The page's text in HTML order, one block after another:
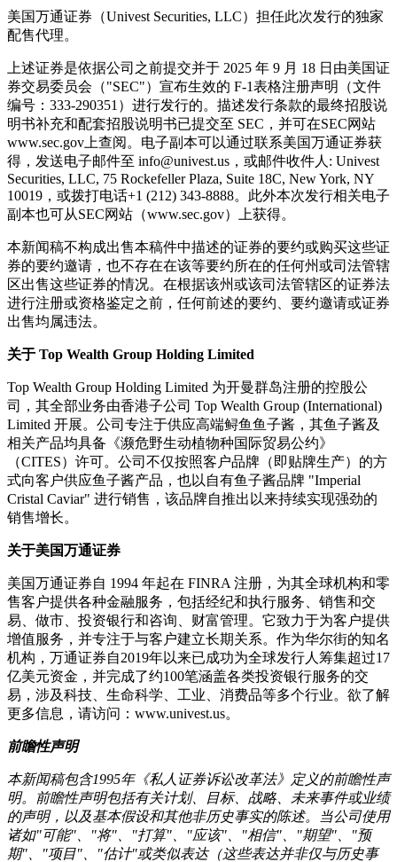
美国万通证券（Univest Securities, LLC）担任此次发行的独家
配售代理。
上述证券是依据公司之前提交并于 2025 年 9 月 18 日由美国证
券交易委员会（"SEC"）宣布生效的 F-1表格注册声明（文件
编号：333-290351）进行发行的。描述发行条款的最终招股说
明书补充和配套招股说明书已提交至 SEC，并可在SEC网站
www.sec.gov上查阅。电子副本可以通过联系美国万通证券获
得，发送电子邮件至 info@univest.us，或邮件收件人: Univest
Securities, LLC, 75 Rockefeller Plaza, Suite 18C, New York, NY
10019，或拨打电话+1 (212) 343-8888。此外本次发行相关电子
副本也可从SEC网站（www.sec.gov）上获得。
本新闻稿不构成出售本稿件中描述的证券的要约或购买这些证
券的要约邀请，也不存在在该等要约所在的任何州或司法管辖
区出售这些证券的情况。在根据该州或该司法管辖区的证券法
进行注册或资格鉴定之前，任何前述的要约、要约邀请或证券
出售均属违法。
关于 Top Wealth Group Holding Limited
Top Wealth Group Holding Limited 为开曼群岛注册的控股公
司，其全部业务由香港子公司 Top Wealth Group (International)
Limited 开展。公司专注于供应高端鲟鱼鱼子酱，其鱼子酱及
相关产品均具备《濒危野生动植物种国际贸易公约》
（CITES）许可。公司不仅按照客户品牌（即贴牌生产）的方
式向客户供应鱼子酱产品，也以自有鱼子酱品牌 "Imperial
Cristal Caviar" 进行销售，该品牌自推出以来持续实现强劲的
销售增长。
关于美国万通证券
美国万通证券自 1994 年起在 FINRA 注册，为其全球机构和零
售客户提供各种金融服务，包括经纪和执行服务、销售和交
易、做市、投资银行和咨询、财富管理。它致力于为客户提供
增值服务，并专注于与客户建立长期关系。作为华尔街的知名
机构，万通证券自2019年以来已成功为全球发行人筹集超过17
亿美元资金，并完成了约100笔涵盖各类投资银行服务的交
易，涉及科技、生命科学、工业、消费品等多个行业。欲了解
更多信息，请访问：www.univest.us。
前瞻性声明
本新闻稿包含1995年《私人证券诉讼改革法》定义的前瞻性声
明。前瞻性声明包括有关计划、目标、战略、未来事件或业绩
的声明，以及基本假设和其他非历史事实的陈述。当公司使用
诸如"可能"、"将"、"打算"、"应该"、"相信"、"期望"、"预
期"、"项目"、"估计"或类似表达（这些表达并非仅与历史事